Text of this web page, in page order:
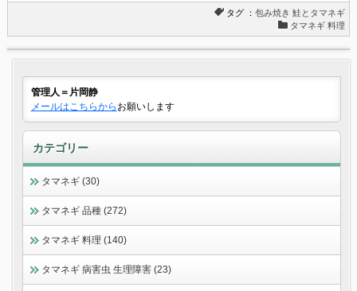
タグ ：包み焼き 鮭とタマネギ
タマネギ 料理
管理人＝片岡静
メールはこちらから お願いします
カテゴリー
タマネギ (30)
タマネギ 品種 (272)
タマネギ 料理 (140)
タマネギ 病害虫 生理障害 (23)